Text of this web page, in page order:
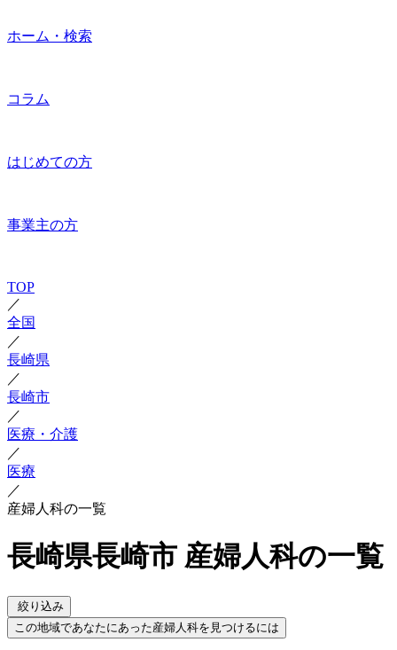
ホーム・検索
コラム
はじめての方
事業主の方
TOP
／
全国
／
長崎県
／
長崎市
／
医療・介護
／
医療
／
産婦人科の一覧
長崎県長崎市 産婦人科の一覧
絞り込み
この地域であなたにあった産婦人科を見つけるには